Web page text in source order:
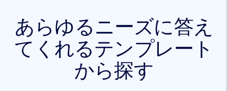
あらゆるニーズに答え
てくれるテンプレート
から探す